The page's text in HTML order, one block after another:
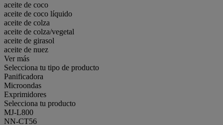
aceite de coco
aceite de coco líquido
aceite de colza
aceite de colza/vegetal
aceite de girasol
aceite de nuez
Ver más
Selecciona tu tipo de producto
Panificadora
Microondas
Exprimidores
Selecciona tu producto
MJ-L800
NN-CT56